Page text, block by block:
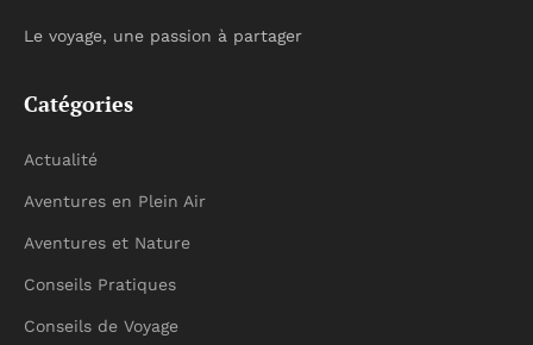
Le voyage, une passion à partager
Catégories
Actualité
Aventures en Plein Air
Aventures et Nature
Conseils Pratiques
Conseils de Voyage